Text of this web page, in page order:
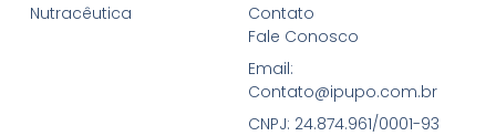
Nutracêutica
Contato
Fale Conosco
Email:
Contato@ipupo.com.br
CNPJ: 24.874.961/0001-93